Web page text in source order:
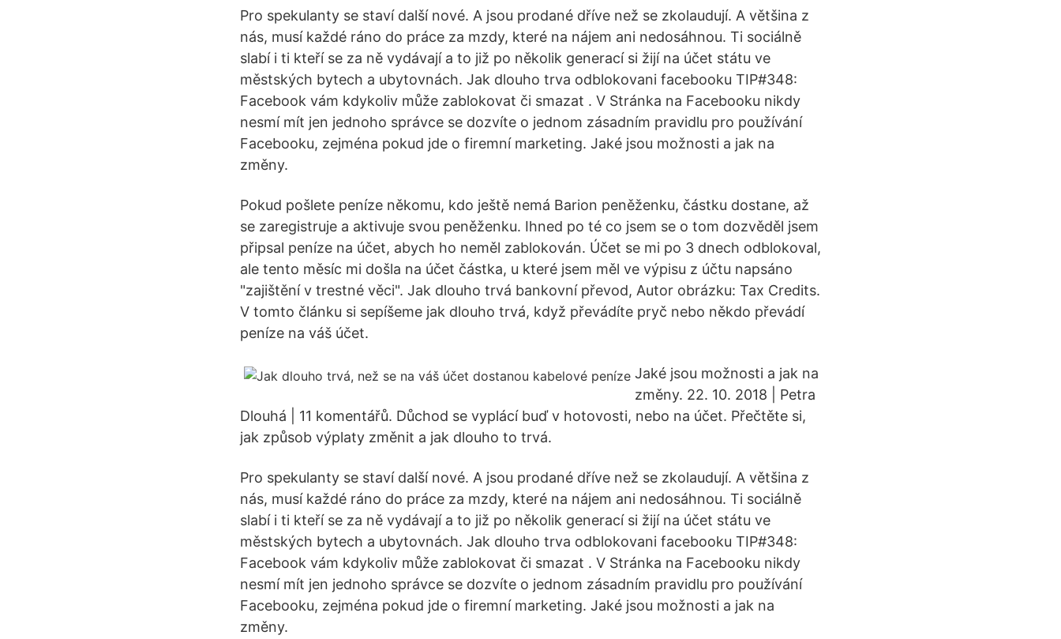
Pro spekulanty se staví další nové. A jsou prodané dříve než se zkolaudují. A většina z
nás, musí každé ráno do práce za mzdy, které na nájem ani nedosáhnou. Ti sociálně
slabí i ti kteří se za ně vydávají a to již po několik generací si žijí na účet státu ve
městských bytech a ubytovnách. Jak dlouho trva odblokovani facebooku TIP#348:
Facebook vám kdykoliv může zablokovat či smazat . V Stránka na Facebooku nikdy
nesmí mít jen jednoho správce se dozvíte o jednom zásadním pravidlu pro používání
Facebooku, zejména pokud jde o firemní marketing. Jaké jsou možnosti a jak na
změny.
Pokud pošlete peníze někomu, kdo ještě nemá Barion peněženku, částku dostane, až
se zaregistruje a aktivuje svou peněženku. Ihned po té co jsem se o tom dozvěděl jsem
připsal peníze na účet, abych ho neměl zablokován. Účet se mi po 3 dnech odblokoval,
ale tento měsíc mi došla na účet částka, u které jsem měl ve výpisu z účtu napsáno
"zajištění v trestné věci". Jak dlouho trvá bankovní převod, Autor obrázku: Tax Credits.
V tomto článku si sepíšeme jak dlouho trvá, když převádíte pryč nebo někdo převádí
peníze na váš účet.
Jaké jsou možnosti a jak na
změny. 22. 10. 2018 | Petra
Dlouhá | 11 komentářů. Důchod se vyplácí buď v hotovosti, nebo na účet. Přečtěte si,
jak způsob výplaty změnit a jak dlouho to trvá.
Pro spekulanty se staví další nové. A jsou prodané dříve než se zkolaudují. A většina z
nás, musí každé ráno do práce za mzdy, které na nájem ani nedosáhnou. Ti sociálně
slabí i ti kteří se za ně vydávají a to již po několik generací si žijí na účet státu ve
městských bytech a ubytovnách. Jak dlouho trva odblokovani facebooku TIP#348:
Facebook vám kdykoliv může zablokovat či smazat . V Stránka na Facebooku nikdy
nesmí mít jen jednoho správce se dozvíte o jednom zásadním pravidlu pro používání
Facebooku, zejména pokud jde o firemní marketing. Jaké jsou možnosti a jak na
změny.